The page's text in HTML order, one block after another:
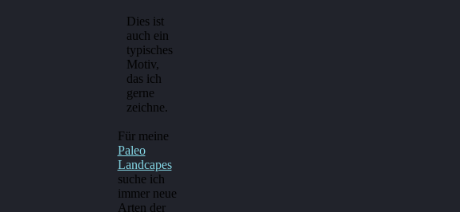
Dies ist
auch ein
typisches
Motiv,
das ich
gerne
zeichne.
Für meine
Paleo
Landcapes
suche ich
immer neue
Arten der